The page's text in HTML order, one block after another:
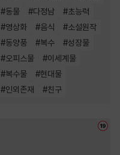
#동물 #다정남 #초능력
#영상화 #음식 #소설원작
#동양풍 #복수 #성장물
#오피스물 #이세계물
#복수물 #현대물
#인외존재 #친구